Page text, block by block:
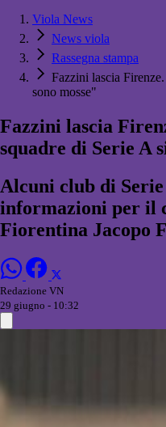
Viola News
News viola
Rassegna stampa
Fazzini lascia
sono mosse"
Fazzini lascia
squadre di Serie A
Alcuni club di Serie
informazioni per il
Fiorentina Jacopo
Redazione VN
29 giugno - 10:32